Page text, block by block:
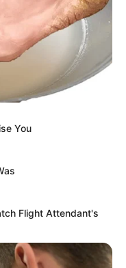
You
Flight Attendant's